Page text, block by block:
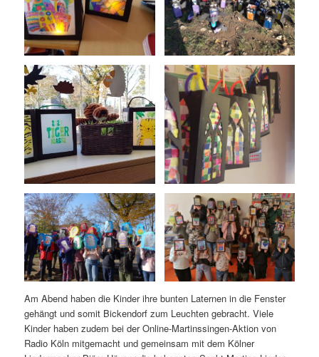
Am Abend haben die Kinder ihre bunten Laternen in die Fenster
gehängt und somit Bickendorf zum Leuchten gebracht. Viele
Kinder haben zudem bei der Online-Martinssingen-Aktion von
Radio Köln mitgemacht und gemeinsam mit dem Kölner